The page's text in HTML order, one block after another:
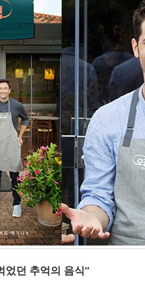
었던 추억의 음식”